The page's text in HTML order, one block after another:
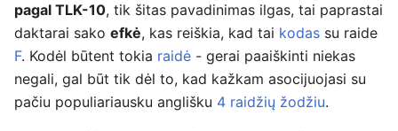
pagal TLK-10, tik šitas pavadinimas ilgas, tai paprastai
daktarai sako efkė, kas reiškia, kad tai kodas su raide
F. Kodėl būtent tokia raidė - gerai paaiškinti niekas
negali, gal būt tik dėl to, kad kažkam asocijuojasi su
pačiu populiariausku anglišku 4 raidžių žodžiu.